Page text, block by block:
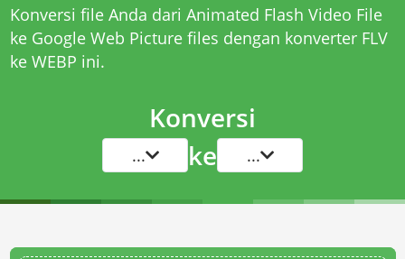
Konversi file Anda dari Animated Flash Video File
ke Google Web Picture files dengan konverter FLV
ke WEBP ini.
Konversi
... ke ...